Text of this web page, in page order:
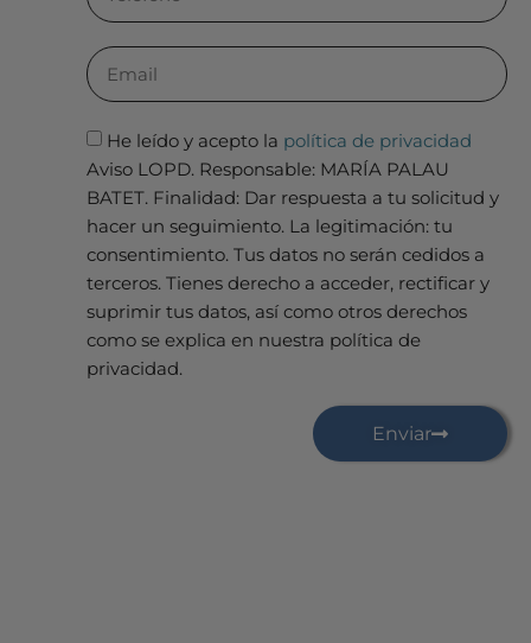
He leído y acepto la política de privacidad
Aviso LOPD. Responsable: MARÍA PALAU
BATET. Finalidad: Dar respuesta a tu solicitud y
hacer un seguimiento. La legitimación: tu
consentimiento. Tus datos no serán cedidos a
terceros. Tienes derecho a acceder, rectificar y
suprimir tus datos, así como otros derechos
como se explica en nuestra política de
privacidad.
Enviar